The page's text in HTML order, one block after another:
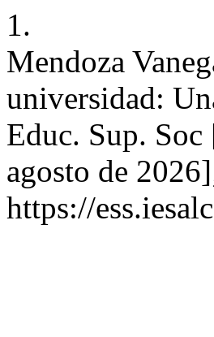
1.
Mendoza
universidad:
Educ. Sup.
agosto de
https://